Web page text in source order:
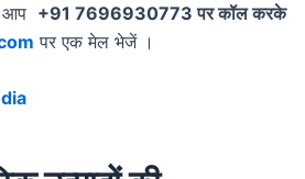
आप +91 7696930773 पर कॉल करके
पर एक मेल भेजें ।